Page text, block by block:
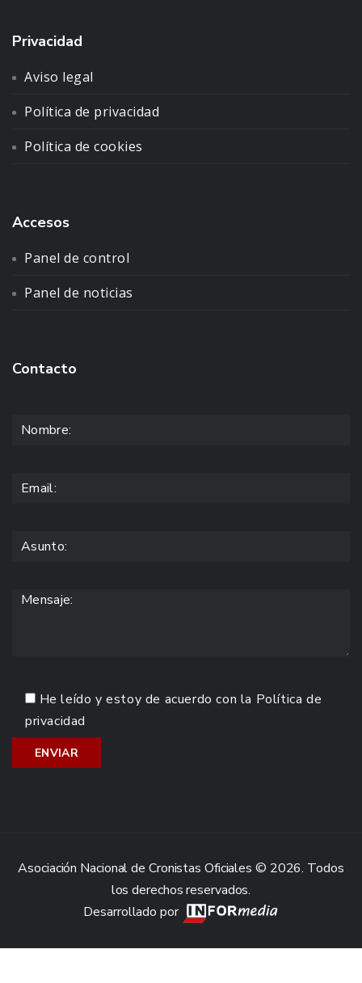
Privacidad
Aviso legal
Política de privacidad
Política de cookies
Accesos
Panel de control
Panel de noticias
Contacto
He leído y estoy de acuerdo con la Política de
privacidad
Asociación Nacional de Cronistas Oficiales © 2026. Todos
los derechos reservados.
Desarrollado por